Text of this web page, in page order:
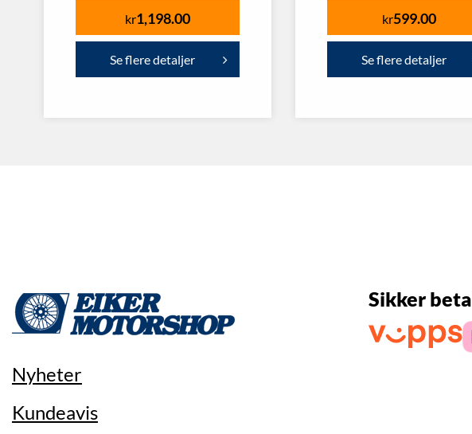
kr1,198.00
Se flere detaljer
kr599.00
Se flere detaljer
Nyheter
Kundeavis
Sikker